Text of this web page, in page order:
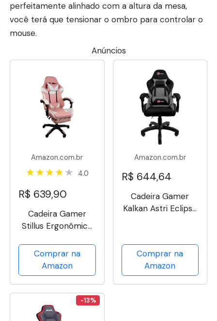
perfeitamente alinhado com a altura da mesa,
você terá que tensionar o ombro para controlar o
mouse.
Anúncios
Amazon.com.br
4.0
R$ 639,90
Cadeira Gamer
Stillus Ergonômica
Pés - Rosa
Comprar na
Amazon
Amazon.com.br
R$ 644,64
Cadeira Gamer
Kalkan Astri Eclipse
Comprar na
Amazon
-13%